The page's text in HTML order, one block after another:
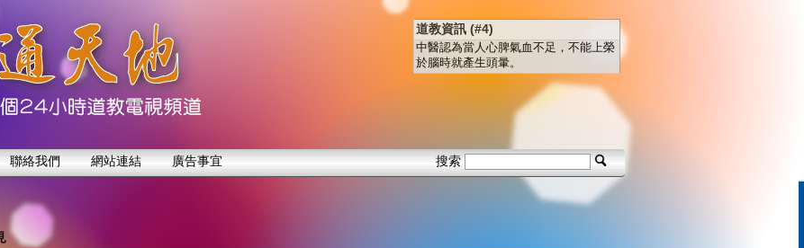
道教資訊 (#4)
中醫認為當人心脾氣血不足，不能上榮
於腦時就產生頭暈。
聯絡我們 網站連結 廣告事宜 搜索